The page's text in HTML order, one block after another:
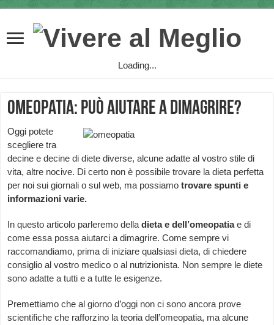
Loading...
Omeopatia: può aiutare a dimagrire?
Oggi potete
scegliere tra
decine e decine di diete diverse, alcune adatte al vostro stile di
vita, altre nocive. Di certo non è possibile trovare la dieta perfetta
per noi sui giornali o sul web, ma possiamotrovare spunti e
informazioni varie.
In questo articolo parleremo delladieta e dell’omeopatiae di
come essa possa aiutarci a dimagrire. Come sempre vi
raccomandiamo, prima di iniziare qualsiasi dieta, di chiedere
consiglio al vostro medico o al nutrizionista. Non sempre le diete
sono adatte a tutti e a tutte le esigenze.
Premettiamo che al giorno d’oggi non ci sono ancora prove
scientifiche che rafforzino la teoria dell’omeopatia, ma alcune